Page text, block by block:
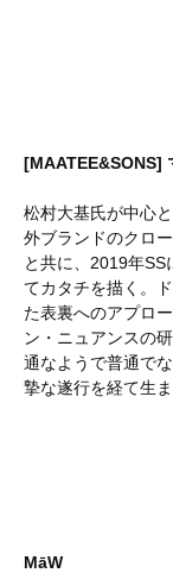
[MAATEE&SONS]
松村大基氏が中心
外ブランドのクロ
と共に、2019年SS
てカタチを描く。
た表裏へのアプロ
ン・ニュアンスの
通なようで普通で
摯な遂行を経て生
MāW